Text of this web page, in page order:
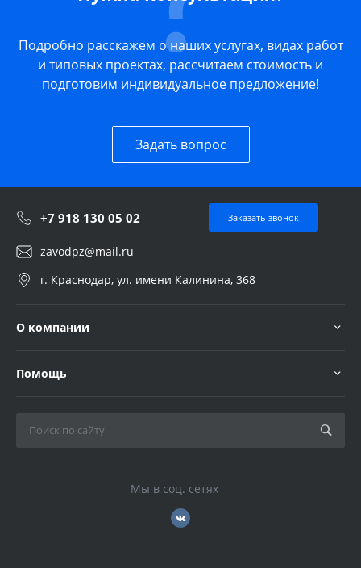
Подробно расскажем о наших услугах, видах работ
и типовых проектах, рассчитаем стоимость и
подготовим индивидуальное предложение!
Задать вопрос
+7 918 130 05 02 Заказать звонок
zavodpz@mail.ru
г. Краснодар, ул. имени Калинина, 368
О компании
Помощь
Мы в соц. сетях